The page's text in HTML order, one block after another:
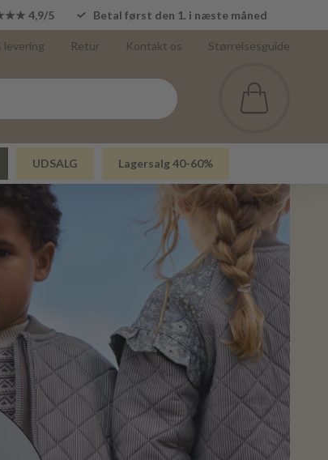
4,9/5 Betal først den 1. i næste måned
levering Retur Kontakt os Størrelsesguide
UDSALG Lagersalg 40-60%